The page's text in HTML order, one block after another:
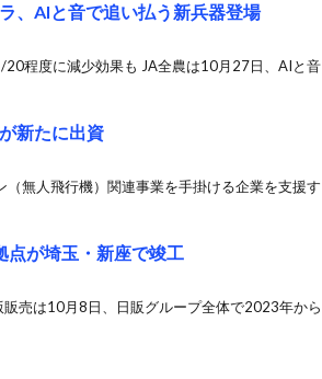
、AIと音で追い払う新兵器登場
程度に減少効果も JA全農は10月27日、AIと音
新たに出資
無人飛行機）関連事業を手掛ける企業を支援す
点が埼玉・新座で竣工
売は10月8日、日販グループ全体で2023年から